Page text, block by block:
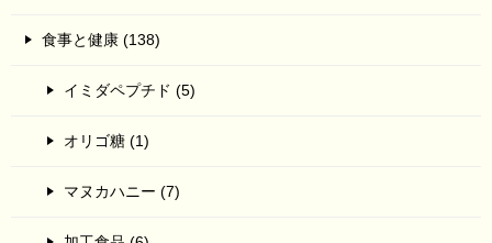
食事と健康 (138)
イミダペプチド (5)
オリゴ糖 (1)
マヌカハニー (7)